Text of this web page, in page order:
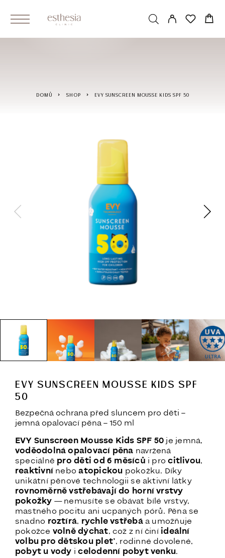
DOMŮ SHOP EVY SUNSCREEN MOUSSE KIDS SPF 50
EVY SUNSCREEN MOUSSE KIDS SPF
50
Bezpečná ochrana před sluncem pro děti –
jemná opalovací pěna – 150 ml
EVY Sunscreen Mousse Kids SPF 50je jemná,
voděodolnáopalovací pěna navržená
speciálně pro děti od 6 měsíců i procitlivou,
reaktivní neboatopickou pokožku. Díky
unikátní pěnové technologii se aktivní látky
rovnoměrně vstřebávají do horní vrstvy
pokožky — nemusíte se obávat bílé vrstvy,
mastného pocitu ani ucpaných pórů. Pěna se
snadno roztírá, rychle vstřebáa umožňuje
pokožce volně dýchat, což z ní činí ideální
volbu pro dětskou pleť, rodinné dovolené,
pobyt u vody icelodenní pobytvenku.